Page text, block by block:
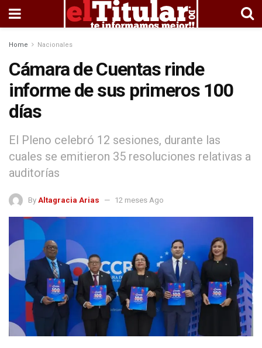
Home Nacionales
Cámara de Cuentas rinde
informe de sus primeros 100
días
El Pleno celebró 12 sesiones, durante las
cuales se emitieron 35 resoluciones relativas a
auditorías
By Altagracia Arias 12 meses Ago